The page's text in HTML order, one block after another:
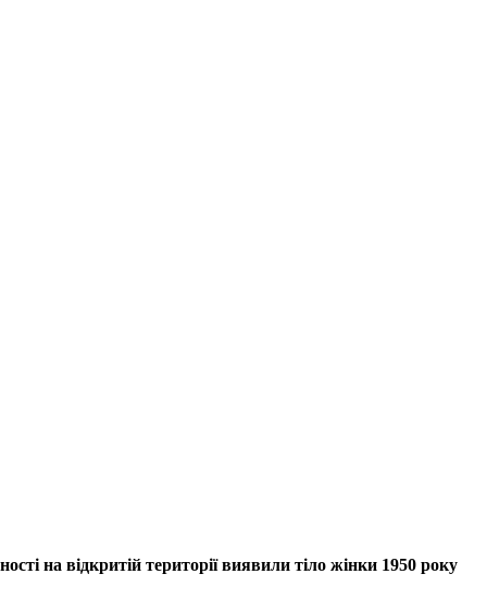
на відкритій території виявили тіло жінки 1950 року